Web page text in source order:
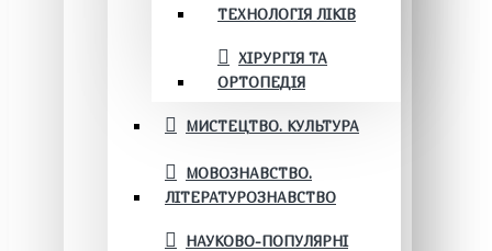
ТЕХНОЛОГІЯ ЛІКІВ
ХІРУРГІЯ ТА
ОРТОПЕДІЯ
МИСТЕЦТВО. КУЛЬТУРА
МОВОЗНАВСТВО.
ЛІТЕРАТУРОЗНАВСТВО
НАУКОВО-ПОПУЛЯРНІ